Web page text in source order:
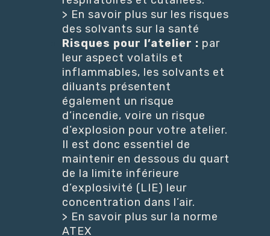
> En savoir plus sur les risques
des solvants sur la santé
Risques pour l’atelier : par
leur aspect volatils et
inflammables, les solvants et
diluants présentent
également un risque
d’incendie, voire un risque
d’explosion pour votre atelier.
Il est donc essentiel de
maintenir en dessous du quart
de la limite inférieure
d’explosivité (LIE) leur
concentration dans l’air.
> En savoir plus sur la norme
ATEX